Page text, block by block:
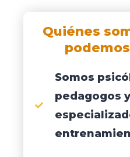
Quiénes
Somos
pedagogos